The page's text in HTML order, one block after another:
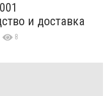
и доставка
8